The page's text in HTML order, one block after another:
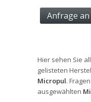
Hier sehen Sie
gelisteten
Micropul.
ausgewählten